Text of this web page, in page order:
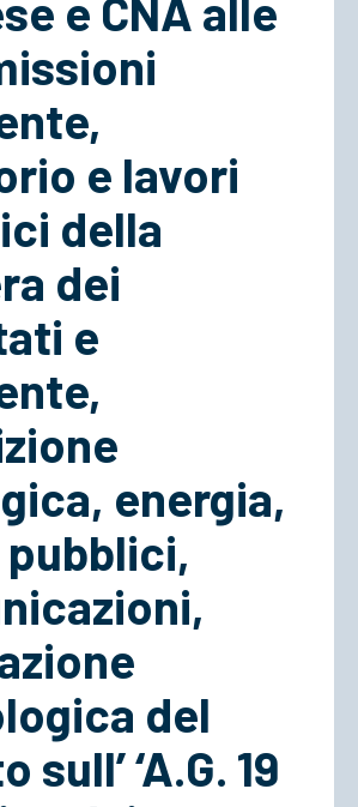
e CNA alle
e lavori
della
dei
e
energia,
del
sull’ ‘A.G. 19